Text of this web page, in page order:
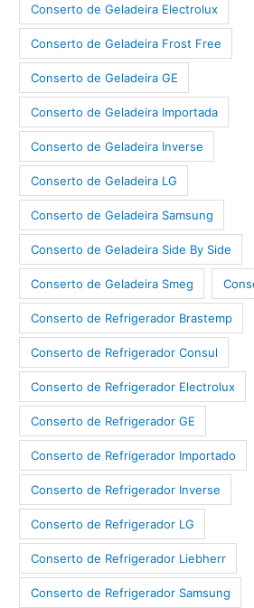
Conserto de Geladeira Electrolux
Conserto de Geladeira Frost Free
Conserto de Geladeira GE
Conserto de Geladeira Importada
Conserto de Geladeira Inverse
Conserto de Geladeira LG
Conserto de Geladeira Samsung
Conserto de Geladeira Side By Side
Conserto de Geladeira Smeg
Conserto de Refrigerador Brastemp
Conserto de Refrigerador Consul
Conserto de Refrigerador Electrolux
Conserto de Refrigerador GE
Conserto de Refrigerador Importado
Conserto de Refrigerador Inverse
Conserto de Refrigerador LG
Conserto de Refrigerador Liebherr
Conserto de Refrigerador Samsung